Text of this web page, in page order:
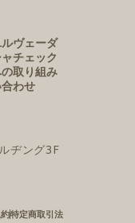
ヴェーダ
ャチェック
取り組み
わせ
ヂング3F
特定商取引法